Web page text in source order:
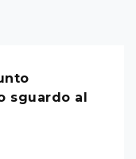
sguardo al